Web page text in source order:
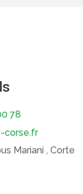
78
corse.fr
Mariani , Corte